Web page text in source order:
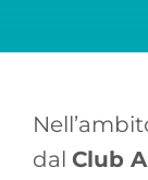
dal Club